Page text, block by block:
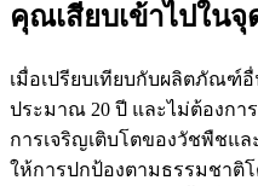
คุณเสียบเข้าไปในจุ
เมื่อเปรียบเทียบกับผลิตภัณฑ์
ประมาณ 20 ปี และไม่ต้องก
การเจริญเติบโตของวัชพืชแ
ให้การปกป้องตามธรรมชาติโ